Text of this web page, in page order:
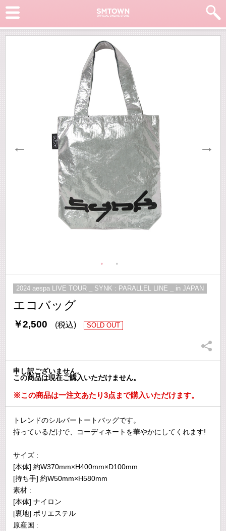
エコバッグ
￥2,500 (税込) SOLD OUT
2024 aespa LIVE TOUR _ SYNK : PARALLEL LINE _ in JAPAN
申し訳ございません。
この商品は現在ご購入いただけません。
※この商品は一注文あたり3点まで購入いただけます。
トレンドのシルバートートバッグです。
持っているだけで、コーディネートを華やかにしてくれます!
サイズ :
[本体] 約W370mm×H400mm×D100mm
[持ち手] 約W50mm×H580mm
素材 :
[本体] ナイロン
[裏地] ポリエステル
原産国 :